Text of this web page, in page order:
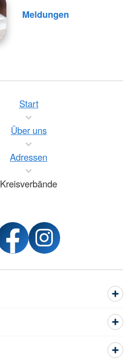
Meldungen
Start
Über uns
Adressen
Kreisverbände